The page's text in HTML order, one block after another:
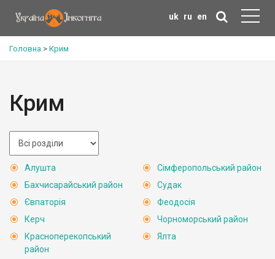
uk ru en
Головна > Крим
Крим
Алушта
Бахчисарайський район
Євпаторія
Керч
Красноперекопський
район
Сімферопольський район
Судак
Феодосія
Чорноморський район
Ялта